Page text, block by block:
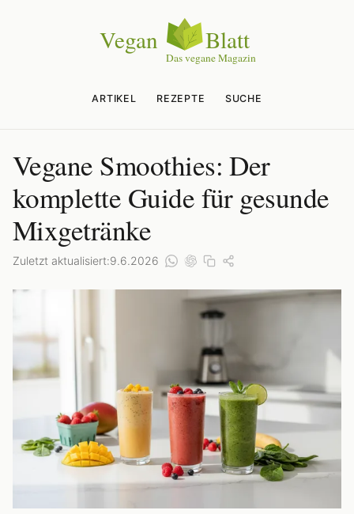
ARTIKEL REZEPTE SUCHE
Vegane Smoothies: Der
komplette Guide für gesunde
Mixgetränke
Zuletzt aktualisiert:9.6.2026